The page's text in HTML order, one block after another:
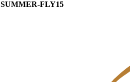
SUMMER-FLY15